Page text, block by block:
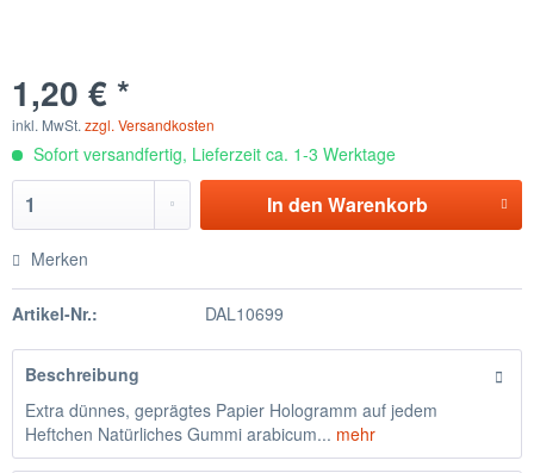
1,20 € *
inkl. MwSt. zzgl. Versandkosten
Sofort versandfertig, Lieferzeit ca. 1-3 Werktage
In den Warenkorb
Merken
Artikel-Nr.: DAL10699
Beschreibung
Extra dünnes, geprägtes Papier Hologramm auf jedem
Heftchen Natürliches Gummi arabicum... mehr